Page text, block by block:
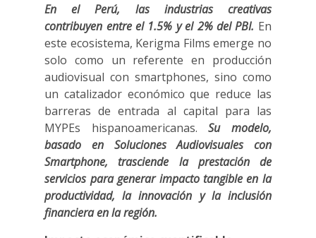
En el Perú, las industrias creativas
contribuyen entre el 1.5% y el 2% del PBI. En
este ecosistema, Kerigma Films emerge no
solo como un referente en producción
audiovisual con smartphones, sino como
un catalizador económico que reduce las
barreras de entrada al capital para las
MYPEs hispanoamericanas.Su modelo,
basado en Soluciones Audiovisuales con
Smartphone, trasciende la prestación de
servicios para generar impacto tangible en la
productividad, la innovación y la inclusión
financiera en la región.